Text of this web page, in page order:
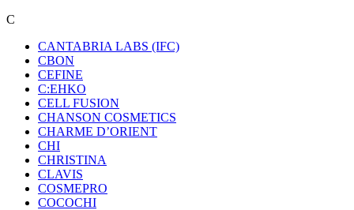
C
CANTABRIA LABS (IFC)
CBON
CEFINE
C:EHKO
CELL FUSION
CHANSON COSMETICS
CHARME D’ORIENT
CHI
CHRISTINA
CLAVIS
COSMEPRO
COCOCHI